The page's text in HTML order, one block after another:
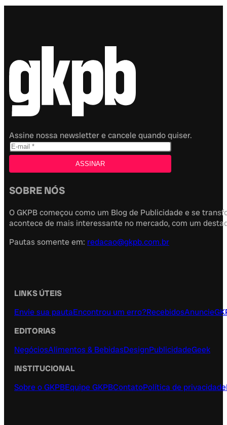
Assine nossa newsletter e cancele quando quiser.
SOBRE NÓS
O GKPB começou como um Blog de Publicidade e se
acontece de mais interessante no mercado, com um
Pautas somente em: redacao@gkpb.com.br
LINKS ÚTEIS
Envie sua pautaEncontrou um erro?RecebidosAnuncie
EDITORIAS
NegóciosAlimentos & BebidasDesignPublicidadeGeek
INSTITUCIONAL
Sobre o GKPBEquipe GKPBContatoPolítica de privacidade